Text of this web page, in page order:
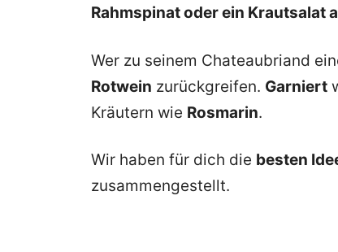
Rahmspinat oder ein Krautsalat
Wer zu seinem Chateaubriand
Rotwein zurückgreifen. Garniert
Kräutern wie Rosmarin.
Wir haben für dich die besten
zusammengestellt.